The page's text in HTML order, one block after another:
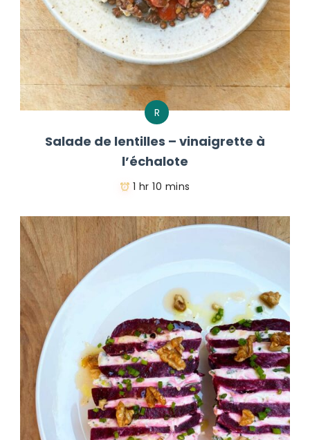
R
Salade de lentilles – vinaigrette à
l’échalote
1 hr 10 mins